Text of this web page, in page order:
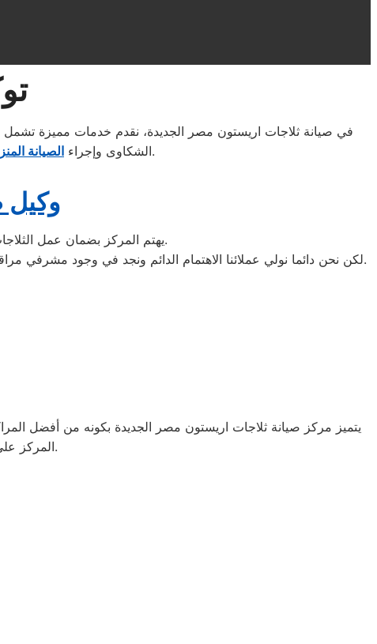
الشكاوى وإجراء الصيانة
باستخدام أحدث التقنيات وفرق عمل ماهرة ومدربة على إصلاح أشهر العلامات التجارية.
وكيل
يهتم المركز بضمان عمل الثلاجات بكفاءة ويعمل على توفير الفنيين المهرة لإجراء جميع الإصلاحات دون الإخلال بجودة الخدمة.
لكن نحن دائما نولي عملائنا الاهتمام الدائم ونجد في وجود مشرفي مراقبة الجودة الاختيار الامثل لخروج اجهزة الثلاجات سواء من مركز الصيانه لثلاجات اريستون المعتمد بمصر الجديدة او من منزل العميل.
يتميز مركز صيانة ثلاجات اريستون مصر الجديدة بكونه من أفضل
المركز على استخدام قطع الغيار الأصلية لضمان الحفاظ على كفاءة وعمر الأجهزة.